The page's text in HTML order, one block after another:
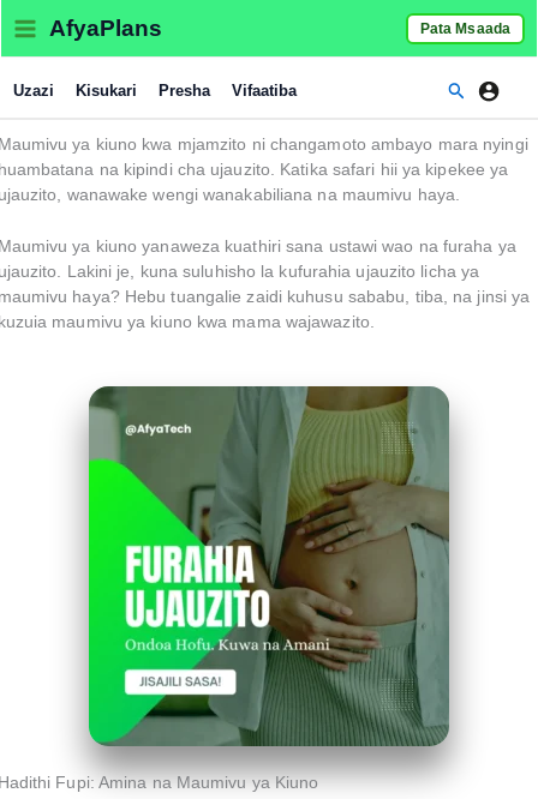
content
AfyaPlans Pata Msaada
Uzazi Kisukari Presha Vifaatiba Search
ya kiuno kwa mjamzito ni changamoto ambayo mara nyingi
na kipindi cha ujauzito. Katika safari hii ya kipekee ya
wanawake wengi wanakabiliana na maumivu haya.
ya kiuno yanaweza kuathiri sana ustawi wao na furaha ya
Lakini je, kuna suluhisho la kufurahia ujauzito licha ya
haya? Hebu tuangalie zaidi kuhusu sababu, tiba, na jinsi ya
maumivu ya kiuno kwa mama wajawazito.
Fupi: Amina na Maumivu ya Kiuno